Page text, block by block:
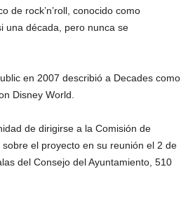
de rock’n’roll, conocido como
una década, pero nunca se
en 2007 describió a Decades como
Disney World.
de dirigirse a la Comisión de
el proyecto en su reunión el 2 de
del Consejo del Ayuntamiento, 510